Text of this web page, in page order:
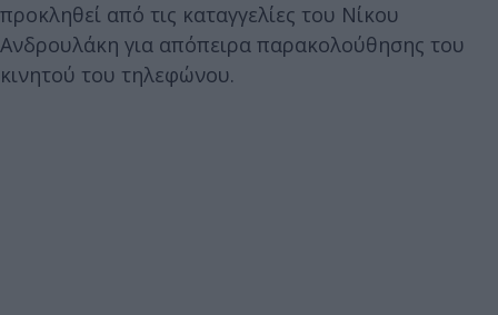
προκληθεί από τις καταγγελίες του Νίκου
Ανδρουλάκη για απόπειρα παρακολούθησης του
κινητού του τηλεφώνου.